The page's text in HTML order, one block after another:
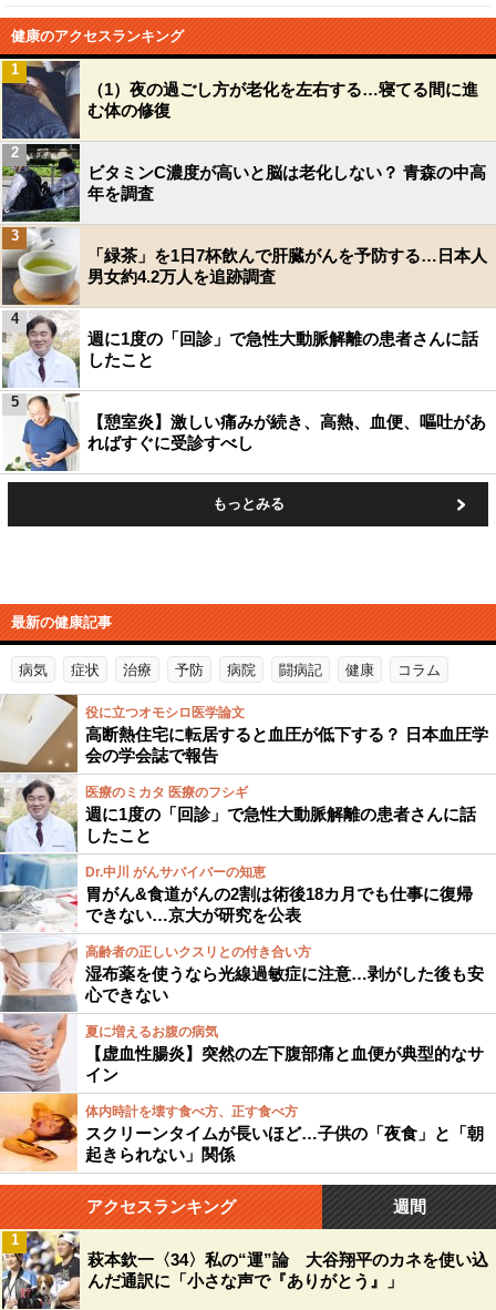
健康のアクセスランキング
（1）夜の過ごし方が老化を左右する…寝てる間に進
む体の修復
1
ビタミンC濃度が高いと脳は老化しない？ 青森の中高
年を調査
2
「緑茶」を1日7杯飲んで肝臓がんを予防する…日本人
男女約4.2万人を追跡調査
3
週に1度の「回診」で急性大動脈解離の患者さんに話
したこと
4
【憩室炎】激しい痛みが続き、高熱、血便、嘔吐があ
ればすぐに受診すべし
5
もっとみる
最新の健康記事
病気 症状 治療 予防 病院 闘病記 健康 コラム
役に立つオモシロ医学論文
高断熱住宅に転居すると血圧が低下する？ 日本血圧学
会の学会誌で報告
医療のミカタ 医療のフシギ
週に1度の「回診」で急性大動脈解離の患者さんに話
したこと
Dr.中川 がんサバイバーの知恵
胃がん&食道がんの2割は術後18カ月でも仕事に復帰
できない…京大が研究を公表
高齢者の正しいクスリとの付き合い方
湿布薬を使うなら光線過敏症に注意…剥がした後も安
心できない
夏に増えるお腹の病気
【虚血性腸炎】突然の左下腹部痛と血便が典型的なサ
イン
体内時計を壊す食べ方、正す食べ方
スクリーンタイムが長いほど…子供の「夜食」と「朝
起きられない」関係
アクセスランキング 週間
萩本欽一〈34〉私の“運”論 大谷翔平のカネを使い込
んだ通訳に「小さな声で『ありがとう』」
1